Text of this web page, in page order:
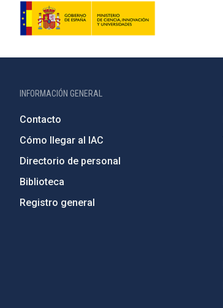
INFORMACIÓN GENERAL
Contacto
Cómo llegar al IAC
Directorio de personal
Biblioteca
Registro general